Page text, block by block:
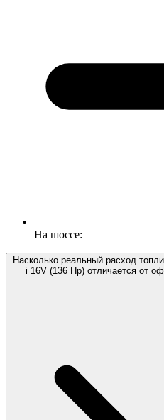
На шоссе:
Насколько реальный расход
i 16V (136 Hp) отличается от